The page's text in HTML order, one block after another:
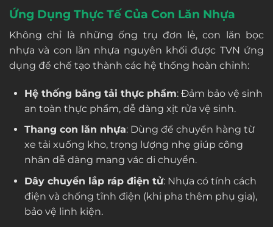
Ứng Dụng Thực Tế Của Con Lăn Nhựa
Không chỉ là những ống trụ đơn lẻ, con lăn bọc
nhựa và con lăn nhựa nguyên khối được TVN ứng
dụng để chế tạo thành các hệ thống hoàn chỉnh:
Hệ thống băng tải thực phẩm: Đảm bảo vệ sinh
an toàn thực phẩm, dễ dàng xịt rửa vệ sinh.
Thang con lăn nhựa: Dùng để chuyển hàng từ
xe tải xuống kho, trọng lượng nhẹ giúp công
nhân dễ dàng mang vác di chuyển.
Dây chuyền lắp ráp điện tử: Nhựa có tính cách
điện và chống tĩnh điện (khi pha thêm phụ gia),
bảo vệ linh kiện.